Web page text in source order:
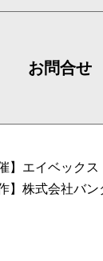
お問合せ
催】エイベック
作】株式会社バ